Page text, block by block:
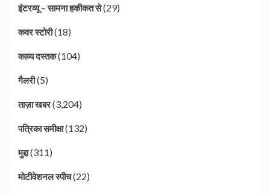
इंटरव्यू – सामना हकीकत से(29)
कवर स्टोरी(18)
काव्य दस्तक(104)
गैलरी(5)
ताज़ा खबर(3,204)
पत्रिका समीक्षा(132)
मुद्दा(311)
मोटीवेशनल स्पीच(22)